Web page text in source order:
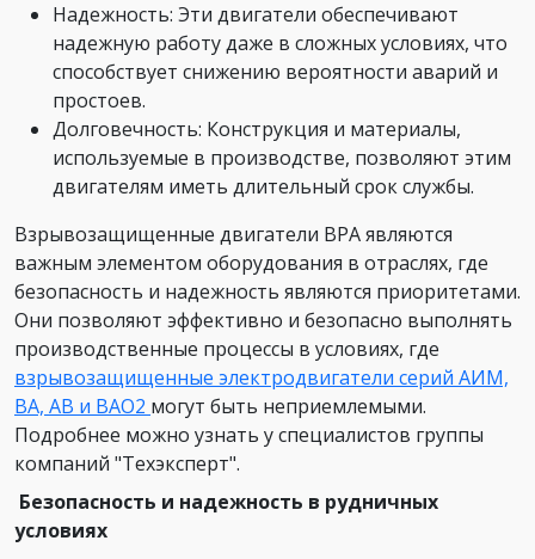
Надежность: Эти двигатели обеспечивают
надежную работу даже в сложных условиях, что
способствует снижению вероятности аварий и
простоев.
Долговечность: Конструкция и материалы,
используемые в производстве, позволяют этим
двигателям иметь длительный срок службы.
Взрывозащищенные двигатели ВРА являются
важным элементом оборудования в отраслях, где
безопасность и надежность являются приоритетами.
Они позволяют эффективно и безопасно выполнять
производственные процессы в условиях, где
взрывозащищенные электродвигатели серий АИМ,
ВА, АВ и ВАО2 могут быть неприемлемыми.
Подробнее можно узнать у специалистов группы
компаний "Техэксперт".
Безопасность и надежность в рудничных
условиях